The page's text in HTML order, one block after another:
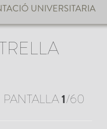
UNIVERSITARIA
PANTALLA1/60